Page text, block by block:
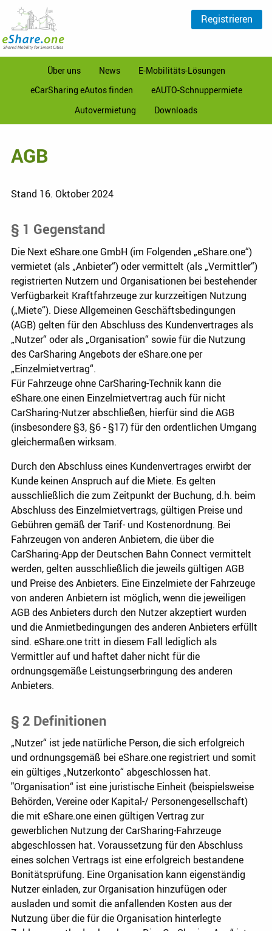
Über uns News
E-Mobilitäts-Lösungen
eCarSharing eAutos finden
eAUTO-Schnuppermiete
Autovermietung
Downloads
Registrieren
AGB
Stand 16. Oktober 2024
§ 1 Gegenstand
Die Next eShare.one GmbH (im Folgenden „eShare.one“)
vermietet (als „Anbieter“) oder vermittelt (als „Vermittler“)
registrierten Nutzern und Organisationen bei bestehender
Verfügbarkeit Kraftfahrzeuge zur kurzzeitigen Nutzung
(„Miete“). Diese Allgemeinen Geschäftsbedingungen
(AGB) gelten für den Abschluss des Kundenvertrages als
„Nutzer“ oder als „Organisation“ sowie für die Nutzung
des CarSharing Angebots der eShare.one per
„Einzelmietvertrag“.
Für Fahrzeuge ohne CarSharing-Technik kann die
eShare.one einen Einzelmietvertrag auch für nicht
CarSharing-Nutzer abschließen, hierfür sind die AGB
(insbesondere §3, §6 - §17) für den ordentlichen Umgang
gleichermaßen wirksam.
Durch den Abschluss eines Kundenvertrages erwirbt der
Kunde keinen Anspruch auf die Miete. Es gelten
ausschließlich die zum Zeitpunkt der Buchung, d.h. beim
Abschluss des Einzelmietvertrags, gültigen Preise und
Gebühren gemäß der Tarif- und Kostenordnung. Bei
Fahrzeugen von anderen Anbietern, die über die
CarSharing-App der Deutschen Bahn Connect vermittelt
werden, gelten ausschließlich die jeweils gültigen AGB
und Preise des Anbieters. Eine Einzelmiete der Fahrzeuge
von anderen Anbietern ist möglich, wenn die jeweiligen
AGB des Anbieters durch den Nutzer akzeptiert wurden
und die Anmietbedingungen des anderen Anbieters erfüllt
sind. eShare.one tritt in diesem Fall lediglich als
Vermittler auf und haftet daher nicht für die
ordnungsgemäße Leistungserbringung des anderen
Anbieters.
§ 2 Definitionen
„Nutzer“ ist jede natürliche Person, die sich erfolgreich
und ordnungsgemäß bei eShare.one registriert und somit
ein gültiges „Nutzerkonto“ abgeschlossen hat.
"Organisation“ ist eine juristische Einheit (beispielsweise
Behörden, Vereine oder Kapital-/ Personengesellschaft)
die mit eShare.one einen gültigen Vertrag zur
gewerblichen Nutzung der CarSharing-Fahrzeuge
abgeschlossen hat. Voraussetzung für den Abschluss
eines solchen Vertrags ist eine erfolgreich bestandene
Bonitätsprüfung. Eine Organisation kann eigenständig
Nutzer einladen, zur Organisation hinzufügen oder
ausladen und somit die anfallenden Kosten aus der
Nutzung über die für die Organisation hinterlegte